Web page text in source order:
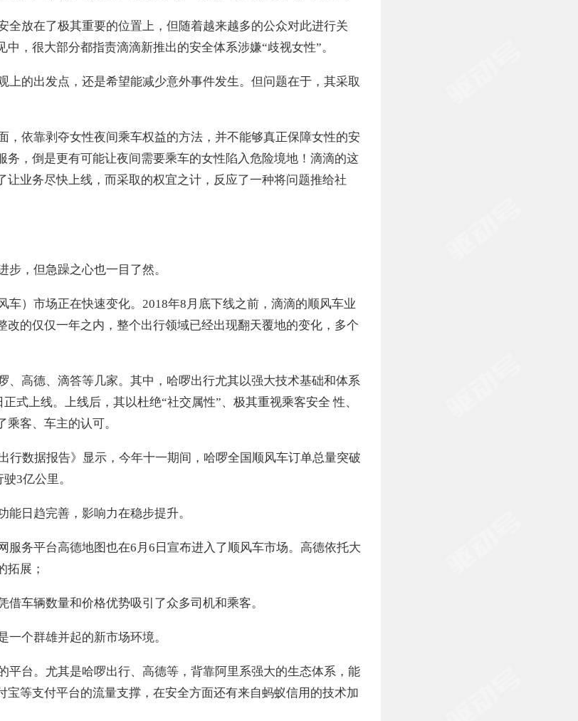
全放在了极其重要的位置上，但随着越来越多的公众对此进行关
，很大部分都指责滴滴新推出的安全体系涉嫌“歧视女性”。
上的出发点，还是希望能减少意外事件发生。但问题在于，其采取
，依靠剥夺女性夜间乘车权益的方法，并不能够真正保障女性的安
，倒是更有可能让夜间需要乘车的女性陷入危险境地！滴滴的这
业务尽快上线，而采取的权宜之计，反应了一种将问题推给社
，但急躁之心也一目了然。
车）市场正在快速变化。2018年8月底下线之前，滴滴的顺风车业
的仅仅一年之内，整个出行领域已经出现翻天覆地的变化，多个
、高德、滴答等几家。其中，哈啰出行尤其以强大技术基础和体系
式上线。上线后，其以杜绝“社交属性”、极其重视乘客安全 性、
客、车主的认可。
行数据报告》显示，今年十一期间，哈啰全国顺风车订单总量突破
3亿公里。
日趋完善，影响力在稳步提升。
服务平台高德地图也在6月6日宣布进入了顺风车市场。高德依托大
拓展；
车辆数量和价格优势吸引了众多司机和乘客。
个群雄并起的新市场环境。
平台。尤其是哈啰出行、高德等，背靠阿里系强大的生态体系，能
等支付平台的流量支撑，在安全方面还有来自蚂蚁信用的技术加